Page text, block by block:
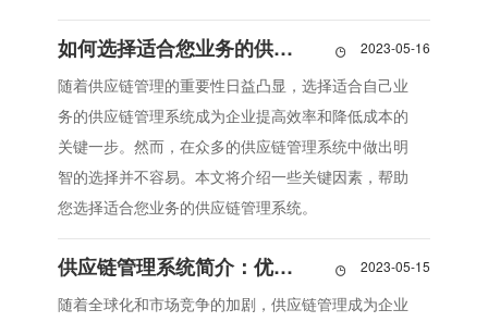
如何选择适合您业务的供应链管理系统 2023-05-16
随着供应链管理的重要性日益凸显，选择适合自己业
务的供应链管理系统成为企业提高效率和降低成本的
关键一步。然而，在众多的供应链管理系统中做出明
智的选择并不容易。本文将介绍一些关键因素，帮助
您选择适合您业务的供应链管理系统。
供应链管理系统简介：优化供应链流程，提升效率 2023-05-15
随着全球化和市场竞争的加剧，供应链管理成为企业